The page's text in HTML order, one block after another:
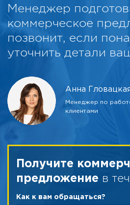
Менеджер
коммерческое
позвонит, если
уточнить детали
Анна
Менеджер по
клиентами
Получите
предложение в
Как к вам обращаться?